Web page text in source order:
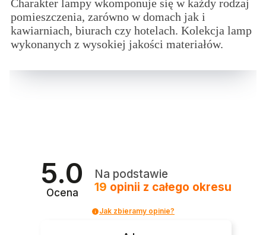
Charakter lampy wkomponuje się w każdy rodzaj
pomieszczenia, zarówno w domach jak i
kawiarniach, biurach czy hotelach. Kolekcja lamp
wykonanych z wysokiej jakości materiałów.
5.0
Ocena
Na podstawie
19 opinii z całego okresu
Jak zbieramy opinie?